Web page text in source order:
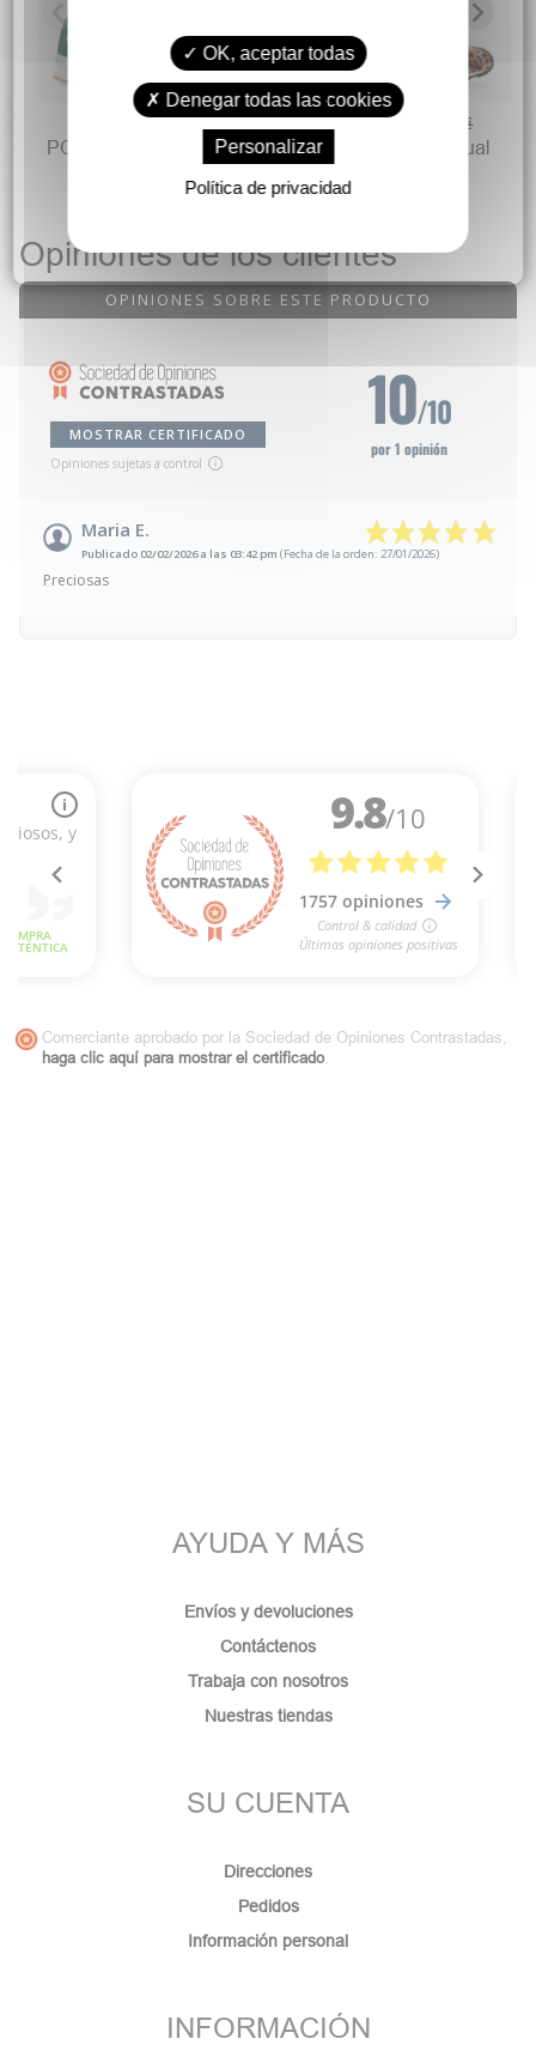
69,90 €89,90 €
POPA Zapatilla sneakers
piel serraje mujer
89,90 € 119,90 €
POPA Zapatilla casual
Opiniones de los clientes
OPINIONES SOBRE ESTE PRODUCTO
MOSTRAR CERTIFICADO
Opiniones sujetas a control
10/10
por 1 opinión
Maria E.
Publicado 02/02/2026 a las 03:42 pm (Fecha de la orden: 27/01/2026)
Preciosas
Comerciante aprobado por la Sociedad de Opiniones Contrastadas,
haga clic aquí para mostrar el certificado.
AYUDA Y MÁS
Envíos y devoluciones
Contáctenos
Trabaja con nosotros
Nuestras tiendas
SU CUENTA
Direcciones
Pedidos
Información personal
INFORMACIÓN
OK, aceptar todas
Denegar todas las cookies
Personalizar
Política de privacidad